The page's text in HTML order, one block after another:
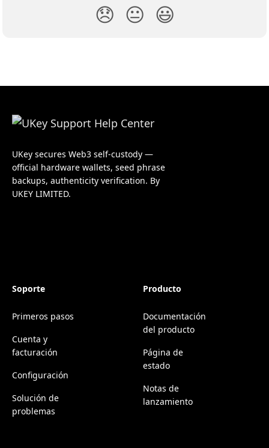
😞 😐 😃
UKey secures Web3 self-custody —
official hardware wallets, seed phrase
backups, authenticity verification. By
UKEY LIMITED.
Soporte
Primeros pasos
Cuenta y
facturación
Configuración
Solución de
problemas
Producto
Documentación
del producto
Página de
estado
Notas de
lanzamiento